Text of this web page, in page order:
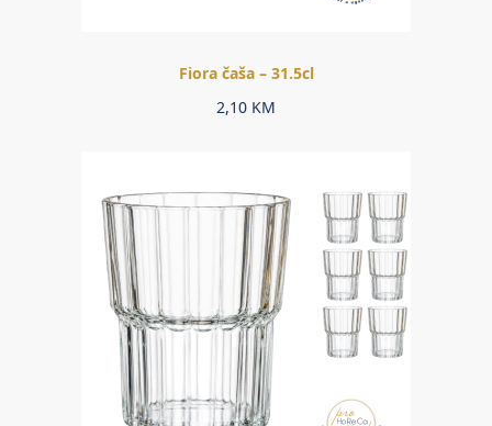
Fiora čaša – 31.5cl
2,10 KM